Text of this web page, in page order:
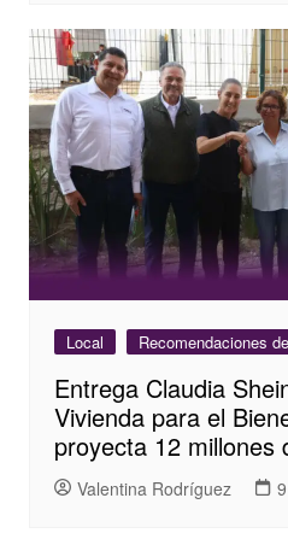
Local Recomendaciones
Entrega Claudia
Vivienda para el
proyecta 12 millones
Valentina Rodríguez